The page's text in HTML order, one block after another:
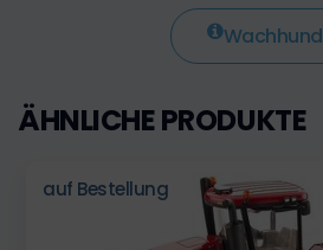
Wachhund
ÄHNLICHE PRODUKTE
auf Bestellung